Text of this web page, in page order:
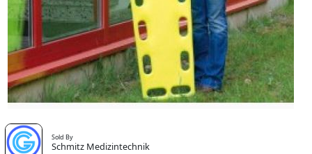
Sold By
Schmitz Medizintechnik